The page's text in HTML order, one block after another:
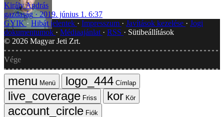
Király András
gazdaság
2019. június 1. 6:37
GYIK Hibát jelentek Impresszum Javítások kezelése
Jogi
dokumentumok
Médiaajánlat RSS
Sütibeállítások
© 2026 Magyar Jeti Zrt.
Vége
Menü
Címlap
Friss
Kör
Fiók